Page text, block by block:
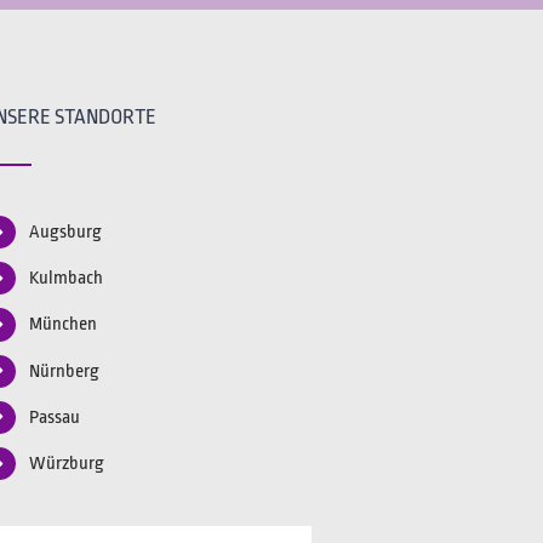
STANDORTE
Augsburg
Kulmbach
München
Nürnberg
Passau
Würzburg